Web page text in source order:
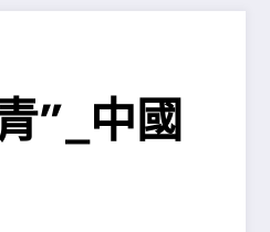
”_中國